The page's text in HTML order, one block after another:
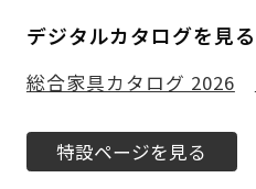
デジタルカタログを見る
総合家具カタログ 2026
特設ページを見る